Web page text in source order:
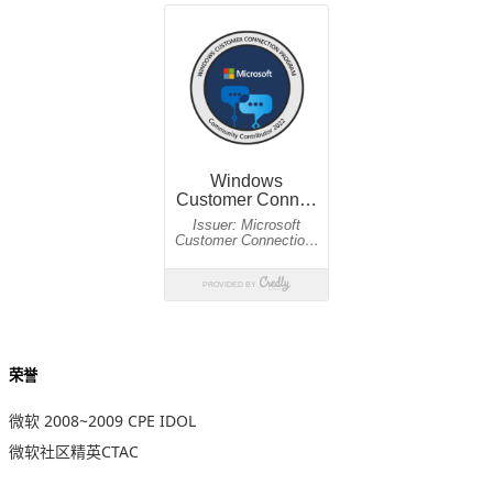
荣誉
微软 2008~2009 CPE IDOL
微软社区精英CTAC